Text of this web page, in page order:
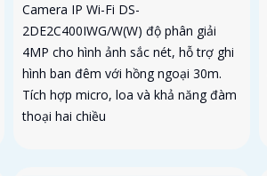
Camera IP Wi-Fi DS-
2DE2C400IWG/W(W) độ phân giải
4MP cho hình ảnh sắc nét, hỗ trợ ghi
hình ban đêm với hồng ngoại 30m.
Tích hợp micro, loa và khả năng đàm
thoại hai chiều